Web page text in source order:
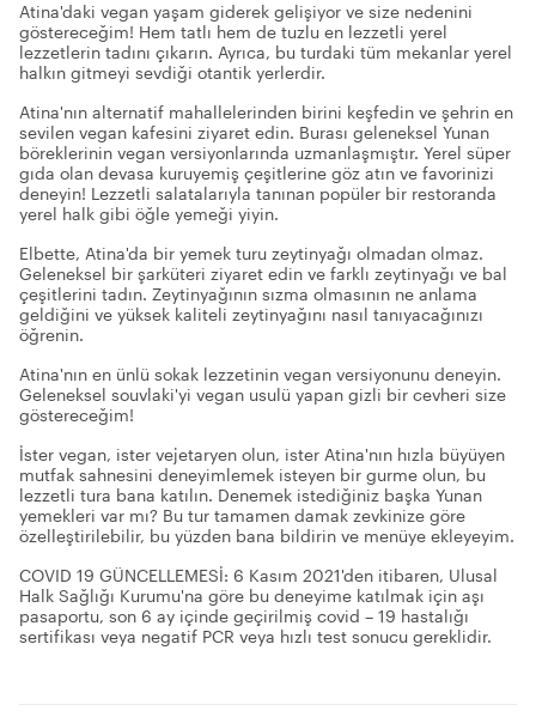
Atina'daki vegan yaşam giderek gelişiyor ve size nedenini
göstereceğim! Hem tatlı hem de tuzlu en lezzetli yerel
lezzetlerin tadını çıkarın. Ayrıca, bu turdaki tüm mekanlar yerel
halkın gitmeyi sevdiği otantik yerlerdir.
Atina'nın alternatif mahallelerinden birini keşfedin ve şehrin en
sevilen vegan kafesini ziyaret edin. Burası geleneksel Yunan
böreklerinin vegan versiyonlarında uzmanlaşmıştır. Yerel süper
gıda olan devasa kuruyemiş çeşitlerine göz atın ve favorinizi
deneyin! Lezzetli salatalarıyla tanınan popüler bir restoranda
yerel halk gibi öğle yemeği yiyin.
Elbette, Atina'da bir yemek turu zeytinyağı olmadan olmaz.
Geleneksel bir şarküteri ziyaret edin ve farklı zeytinyağı ve bal
çeşitlerini tadın. Zeytinyağının sızma olmasının ne anlama
geldiğini ve yüksek kaliteli zeytinyağını nasıl tanıyacağınızı
öğrenin.
Atina'nın en ünlü sokak lezzetinin vegan versiyonunu deneyin.
Geleneksel souvlaki'yi vegan usulü yapan gizli bir cevheri size
göstereceğim!
İster vegan, ister vejetaryen olun, ister Atina'nın hızla büyüyen
mutfak sahnesini deneyimlemek isteyen bir gurme olun, bu
lezzetli tura bana katılın. Denemek istediğiniz başka Yunan
yemekleri var mı? Bu tur tamamen damak zevkinize göre
özelleştirilebilir, bu yüzden bana bildirin ve menüye ekleyeyim.
COVID 19 GÜNCELLEMESİ: 6 Kasım 2021'den itibaren, Ulusal
Halk Sağlığı Kurumu'na göre bu deneyime katılmak için aşı
pasaportu, son 6 ay içinde geçirilmiş covid – 19 hastalığı
sertifikası veya negatif PCR veya hızlı test sonucu gereklidir.